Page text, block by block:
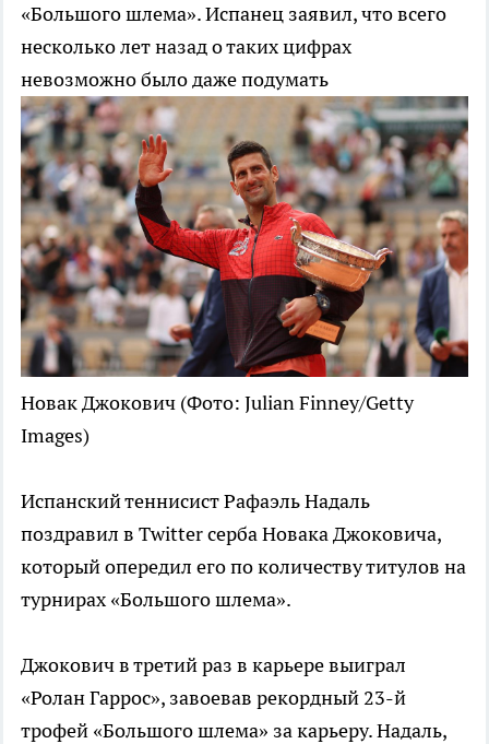
«Большого шлема». Испанец заявил, что всего
несколько лет назад о таких цифрах
невозможно было даже подумать
Новак Джокович (Фото: Julian Finney/Getty
Images)
Испанский теннисист Рафаэль Надаль
поздравил в Twitter серба Новака Джоковича,
который опередил его по количеству титулов на
турнирах «Большого шлема».
Джокович в третий раз в карьере выиграл
«Ролан Гаррос», завоевав рекордный 23-й
трофей «Большого шлема» за карьеру. Надаль,